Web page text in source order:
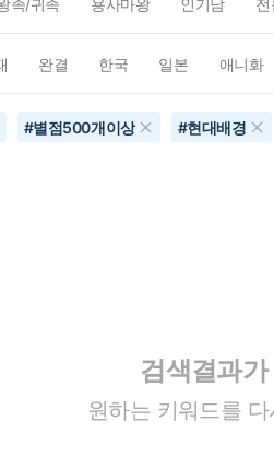
족/귀족 용사마왕 인기남 전
완결 한국 일본 애니화
#별점500개이상 #현대배경
검색결과
원하는 키워드를